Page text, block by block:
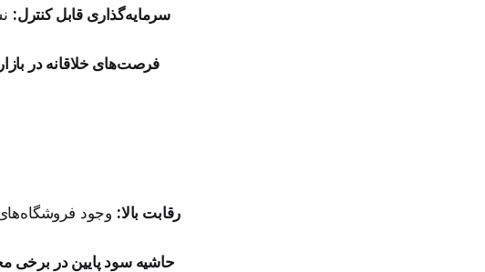
سرمایه‌گذاری قابل کنترل:
فرصت‌های خلاقانه در
رقابت بالا: وجود
حاشیه سود پایین در برخی